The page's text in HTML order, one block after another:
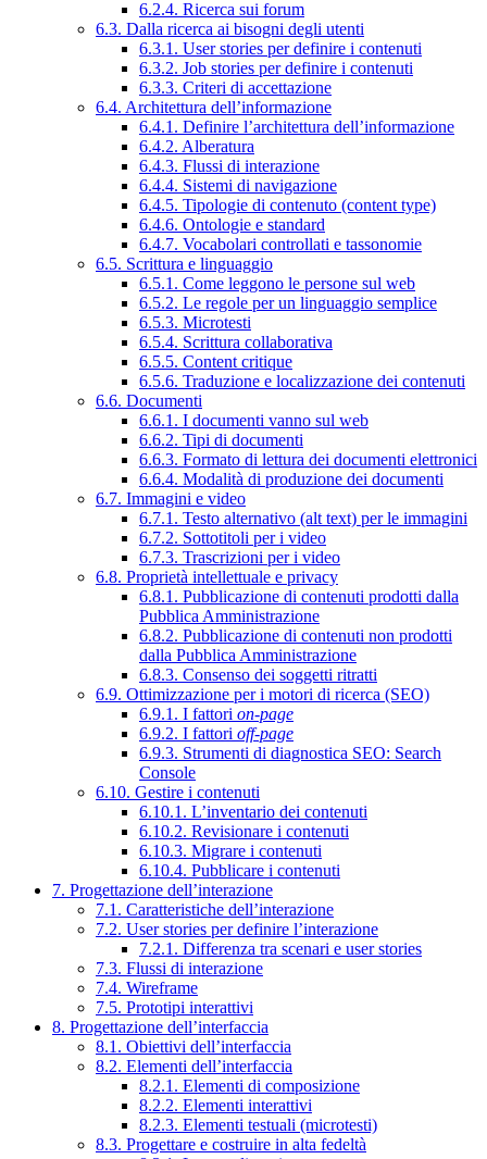
6.2.4. Ricerca sui forum
6.3. Dalla ricerca ai bisogni degli utenti
6.3.1. User stories per definire i contenuti
6.3.2. Job stories per definire i contenuti
6.3.3. Criteri di accettazione
6.4. Architettura dell’informazione
6.4.1. Definire l’architettura dell’informazione
6.4.2. Alberatura
6.4.3. Flussi di interazione
6.4.4. Sistemi di navigazione
6.4.5. Tipologie di contenuto (content type)
6.4.6. Ontologie e standard
6.4.7. Vocabolari controllati e tassonomie
6.5. Scrittura e linguaggio
6.5.1. Come leggono le persone sul web
6.5.2. Le regole per un linguaggio semplice
6.5.3. Microtesti
6.5.4. Scrittura collaborativa
6.5.5. Content critique
6.5.6. Traduzione e localizzazione dei contenuti
6.6. Documenti
6.6.1. I documenti vanno sul web
6.6.2. Tipi di documenti
6.6.3. Formato di lettura dei documenti elettronici
6.6.4. Modalità di produzione dei documenti
6.7. Immagini e video
6.7.1. Testo alternativo (alt text) per le immagini
6.7.2. Sottotitoli per i video
6.7.3. Trascrizioni per i video
6.8. Proprietà intellettuale e privacy
6.8.1. Pubblicazione di contenuti prodotti dalla
Pubblica Amministrazione
6.8.2. Pubblicazione di contenuti non prodotti
dalla Pubblica Amministrazione
6.8.3. Consenso dei soggetti ritratti
6.9. Ottimizzazione per i motori di ricerca (SEO)
6.9.1. I fattori on-page
6.9.2. I fattori off-page
6.9.3. Strumenti di diagnostica SEO: Search
Console
6.10. Gestire i contenuti
6.10.1. L’inventario dei contenuti
6.10.2. Revisionare i contenuti
6.10.3. Migrare i contenuti
6.10.4. Pubblicare i contenuti
7. Progettazione dell’interazione
7.1. Caratteristiche dell’interazione
7.2. User stories per definire l’interazione
7.2.1. Differenza tra scenari e user stories
7.3. Flussi di interazione
7.4. Wireframe
7.5. Prototipi interattivi
8. Progettazione dell’interfaccia
8.1. Obiettivi dell’interfaccia
8.2. Elementi dell’interfaccia
8.2.1. Elementi di composizione
8.2.2. Elementi interattivi
8.2.3. Elementi testuali (microtesti)
8.3. Progettare e costruire in alta fedeltà